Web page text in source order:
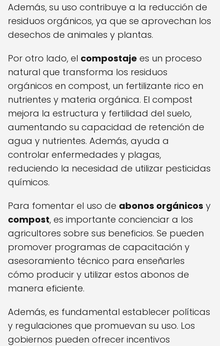
Además, su uso contribuye a la reducción de
residuos orgánicos, ya que se aprovechan los
desechos de animales y plantas.
Por otro lado, el compostaje es un proceso
natural que transforma los residuos
orgánicos en compost, un fertilizante rico en
nutrientes y materia orgánica. El compost
mejora la estructura y fertilidad del suelo,
aumentando su capacidad de retención de
agua y nutrientes. Además, ayuda a
controlar enfermedades y plagas,
reduciendo la necesidad de utilizar pesticidas
químicos.
Para fomentar el uso de abonos orgánicos y
compost, es importante concienciar a los
agricultores sobre sus beneficios. Se pueden
promover programas de capacitación y
asesoramiento técnico para enseñarles
cómo producir y utilizar estos abonos de
manera eficiente.
Además, es fundamental establecer políticas
y regulaciones que promuevan su uso. Los
gobiernos pueden ofrecer incentivos